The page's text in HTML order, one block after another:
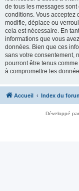
de tous les messages
conditions. Vous acceptez
modifie, déplace ou
cela est nécessaire. En
informations que vous
données. Bien que ces
sans votre consentement,
pourront être tenus
à compromettre les
Accueil Index du
Développé